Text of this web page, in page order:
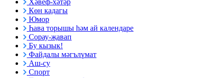
Хәвеф-хәтәр
Көн кадагы
Юмор
Һава торышы һәм ай календаре
Сорау-җавап
Бу кызык!
Файдалы мәгълүмат
Аш-су
Спорт